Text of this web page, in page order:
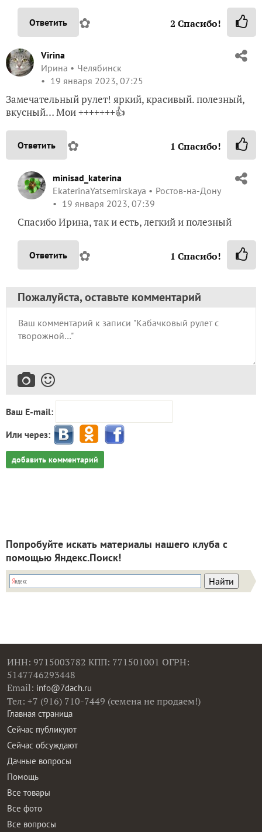
Ответить ✿ 2 Спасибо!
Virina
Ирина
Челябинск
19 января 2023, 07:25
Замечательный рулет! яркий, красивый. полезный,
вкусный… Мои +++++++👍
Ответить ✿ 1 Спасибо!
minisad_katerina
EkaterinaYatsemirskaya
Ростов-на-Дону
19 января 2023, 07:39
Спасибо Ирина, так и есть, легкий и полезный
Ответить ✿ 1 Спасибо!
Пожалуйста, оставьте комментарий
Ваш E-mail:
Или через:
добавить комментарий
Попробуйте искать материалы нашего клуба с
помощью Яндекс.Поиск!
ИНН: 9715003782 КПП: 771501001 ОГРН:
5147746293448
Email: info@7dach.ru
Тел: +7 (916) 710-7449 (семена не продаем!)
Главная страница
Сейчас публикуют
Сейчас обсуждают
Дачные вопросы
Помощь
Все товары
Все фото
Все вопросы